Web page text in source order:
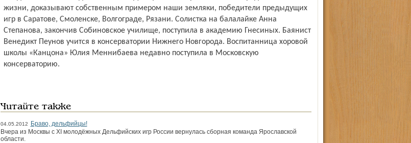
жизни, доказывают собственным примером наши земляки, победители предыдущих
игр в Саратове, Смоленске, Волгограде, Рязани. Солистка на балалайке Анна
Степанова, закончив Собиновское училище, поступила в академию Гнесиных. Баянист
Венедикт Пеунов учится в консерватории Нижнего Новгорода. Воспитанница хоровой
школы «Канцона» Юлия Меннибаева недавно поступила в Московскую
консерваторию.
Читайте также
04.05.2012
Браво, дельфийцы!
Вчера из Москвы с XI молодёжных Дельфийских игр России вернулась сборная команда Ярославской
области.